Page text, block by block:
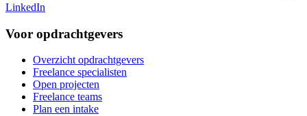
LinkedIn
Voor opdrachtgevers
Overzicht opdrachtgevers
Freelance specialisten
Open projecten
Freelance teams
Plan een intake